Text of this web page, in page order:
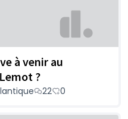
à venir au
?
22 0